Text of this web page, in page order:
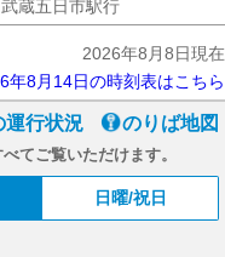
蔵五日市駅行
2026年8月8日現在
年8月14日の時刻表はこちら
運行状況 のりば地図
てご覧いただけます。
日曜/祝日